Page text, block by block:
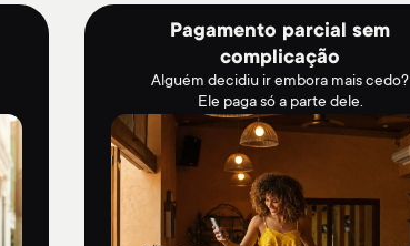
Pagamento parcial sem
complicação
Alguém decidiu ir embora mais cedo?
Ele paga só a parte dele.